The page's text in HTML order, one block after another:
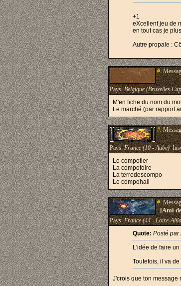
+1
eXcellent jeu de
en tout cas je
Autre propale :
#.
Pays:Belgique (Bruxelles
M'en fiche du nom du
Le marché (par rapport
#.
Pays:France (10 - Aube)
Le compotier
La compofoire
La terredescompo
Le compohall
#.
[Ami
Pays:France (44 - Loire-
Quote: Posté par
L'idée de faire
Toutefois, il va
J'crois que ton message